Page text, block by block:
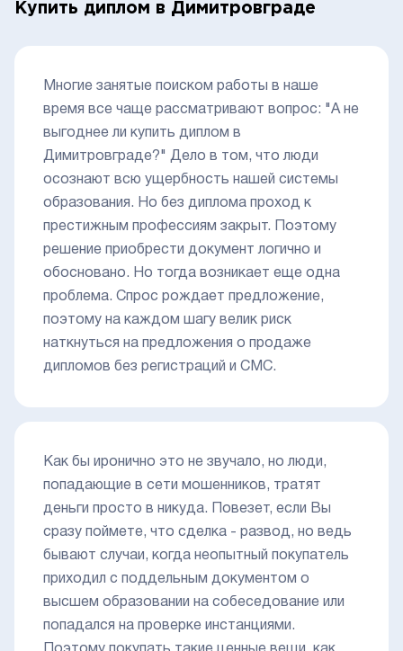
Купить диплом в Димитровграде
Многие занятые поиском работы в наше
время все чаще рассматривают вопрос: "А не
выгоднее ли купить диплом в
Димитровграде?" Дело в том, что люди
осознают всю ущербность нашей системы
образования. Но без диплома проход к
престижным профессиям закрыт. Поэтому
решение приобрести документ логично и
обосновано. Но тогда возникает еще одна
проблема. Спрос рождает предложение,
поэтому на каждом шагу велик риск
наткнуться на предложения о продаже
дипломов без регистраций и СМС.
Как бы иронично это не звучало, но люди,
попадающие в сети мошенников, тратят
деньги просто в никуда. Повезет, если Вы
сразу поймете, что сделка - развод, но ведь
бывают случаи, когда неопытный покупатель
приходил с поддельным документом о
высшем образовании на собеседование или
попадался на проверке инстанциями.